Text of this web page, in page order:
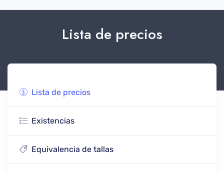
Lista de precios
Lista de precios
Existencias
Equivalencia de tallas